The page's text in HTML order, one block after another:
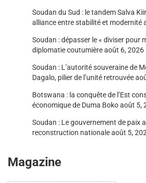
Soudan du Sud : le tandem Salva
alliance entre stabilité et modernité
Soudan : dépasser le « diviser pour
diplomatie coutumièreaoût 6, 2026
Soudan : L’autorité souveraine de
Dagalo, pilier de l’unité retrouvée
Botswana : la conquête de l’Est
économique de Duma Bokoaoût 5,
Soudan : Le gouvernement de paix
reconstruction nationaleaoût 5,
Magazine